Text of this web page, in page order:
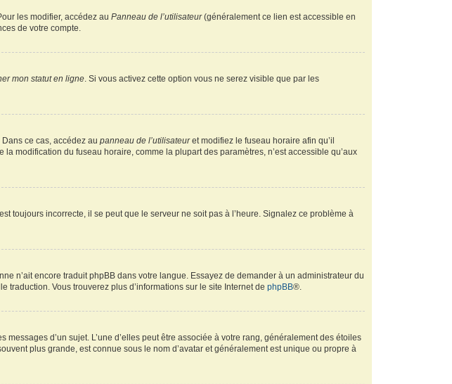
les modifier, accédez auPanneau de l’utilisateur(généralement ce lien est accessible en
de votre compte.
mon statut en ligne. Si vous activez cette option vous ne serez visible que par les
Dans ce cas, accédez aupanneau de l’utilisateuret modifiez le fuseau horaire afin qu’il
modification du fuseau horaire, comme la plupart des paramètres, n’est accessible qu’aux
toujours incorrecte, il se peut que le serveur ne soit pas à l’heure. Signalez ce problème à
n’ait encore traduit phpBB dans votre langue. Essayez de demander à un administrateur du
traduction. Vous trouverez plus d’informations sur le site Internet dephpBB®.
d’un sujet. L’une d’elles peut être associée à votre rang, généralement des étoiles
plus grande, est connue sous le nom d’avatar et généralement est unique ou propre à